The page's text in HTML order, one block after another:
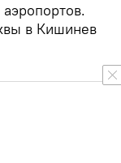
в Кишинев